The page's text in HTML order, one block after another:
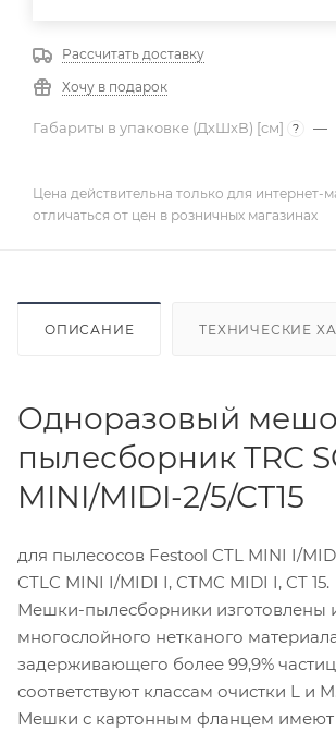
Рассчитать доставку
Хочу в подарок
Габариты в упаковке (ДхШхВ) [cм] ? —
Цена действительна только для интернет-
отличаться от цен в розничных магазинах
ОПИСАНИЕ ТЕХНИЧЕСКИЕ
Одноразовый
пылесборник TRC
MINI/MIDI-2/5/CT15
для пылесосов Festool CTL MINI I/
CTLC MINI I/MIDI I, CTMC MIDI I, CT 15.
Мешки-пылесборники изготовлены
многослойного нетканого
задерживающего более 99,9%
соответствуют классам очистки L и
Мешки с картонным фланцем имеют